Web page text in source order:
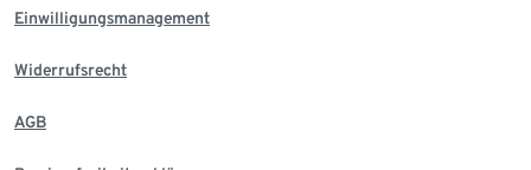
Einwilligungsmanagement
Widerrufsrecht
AGB